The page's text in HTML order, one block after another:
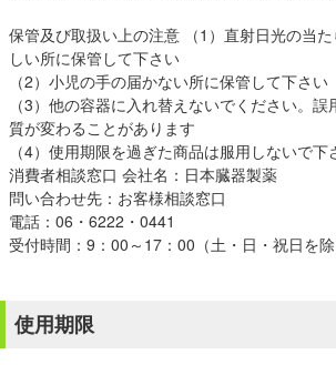
保管及び取扱い上の注意 （1）直射日光の当
しい所に保管して下さい
（2）小児の手の届かない所に保管して下さい
（3）他の容器に入れ替えないでください。
質が変わることがあります
（4）使用期限を過ぎた商品は服用しないで下
消費者相談窓口 会社名：日本臓器製薬
問い合わせ先：お客様相談窓口
電話：06・6222・0441
受付時間：9：00～17：00（土・日・祝日を除
使用期限